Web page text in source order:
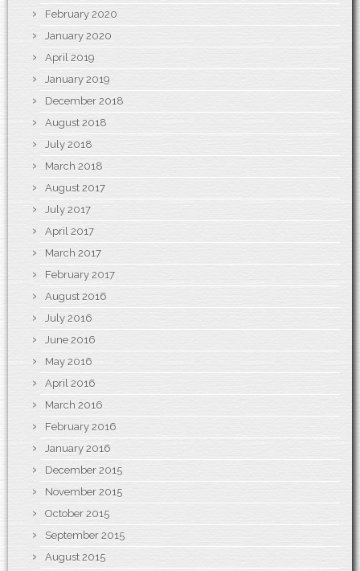
February 2020
January 2020
April 2019
January 2019
December 2018
August 2018
July 2018
March 2018
August 2017
July 2017
April 2017
March 2017
February 2017
August 2016
July 2016
June 2016
May 2016
April 2016
March 2016
February 2016
January 2016
December 2015
November 2015
October 2015
September 2015
August 2015